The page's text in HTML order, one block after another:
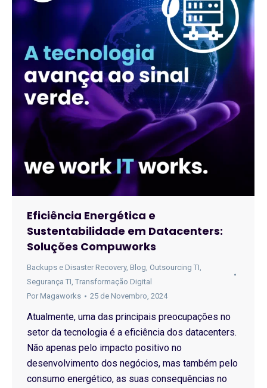
Eficiência Energética e
Sustentabilidade em Datacenters:
Soluções Compuworks
Backups e Disaster Recovery, Blog, Outsourcing TI,
Segurança TI, Transformação Digital
Por Magaworks 25 de Novembro, 2024
Atualmente, uma das principais preocupações no
setor da tecnologia é a eficiência dos datacenters.
Não apenas pelo impacto positivo no
desenvolvimento dos negócios, mas também pelo
consumo energético, as suas consequências no